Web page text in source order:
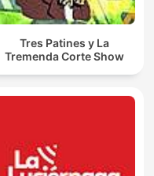
Tres Patines y La
Tremenda Corte Show